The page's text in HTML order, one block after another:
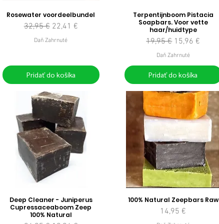
Rosewater voordeelbundel
Normálna cena
32,95 € Zľavnená cena
22,41 €
Daň Zahrnuté
Pridať do košíka
Terpentijnboom Pistacia
Soapbars. Voor vette
haar/huidtype
Normálna cena
19,95 € Zľavnená cena
15,96 €
Daň Zahrnuté
Pridať do košíka
Deep Cleaner - Juniperus
Cupressaceaboom Zeep
100% Natural
100% Natural Zeepbars Raw
Cena
14,95 €